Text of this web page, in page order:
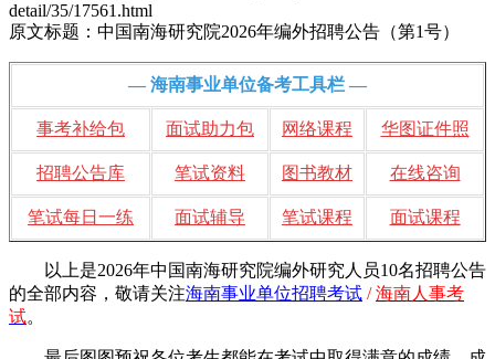
detail/35/17561.html
原文标题：中国南海研究院2026年编外招聘公告（第1号）
— 海南事业单位备考工具栏 —
事考补给包 面试助力包 网络课程 华图证件照
招聘公告库 笔试资料 图书教材 在线咨询
笔试每日一练 面试辅导 笔试课程 面试课程
以上是2026年中国南海研究院编外研究人员10名招聘公告
的全部内容，敬请关注海南事业单位招聘考试 /海南人事考
试。